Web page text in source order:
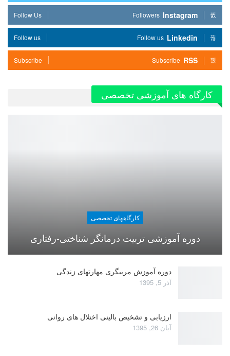
Instagram
Followers
Follow Us
Linkedin
Follow us
Follow us
RSS
Subscribe
Subscribe
کارگاه های آموزشی تخصصی
کارگاههای تخصصی
دوره آموزشی تربیت درمانگر شناختی-رفتاری
دوره آموزش مربیگری مهارتهای زندگی
آذر 5, 1395
ارزیابی و تشخیص بالینی اختلال های روانی
آبان 26, 1395